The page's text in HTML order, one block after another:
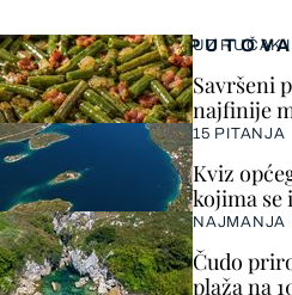
UZ RUČAK
Savršeni
najfinije
15 PITANJA
Kviz
kojima se
NAJMANJA
Čudo
plaža na